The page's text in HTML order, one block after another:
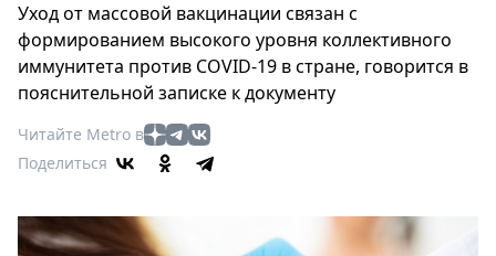
Туризм
Мода
Театр
Кино
Афиша
Книги
Выставки
Пресс-
Уход от массовой вакцинации связан с
формированием высокого уровня коллективного
иммунитета против COVID-19 в стране, говорится в
пояснительной записке к документу
Читайте Metro в
Поделиться